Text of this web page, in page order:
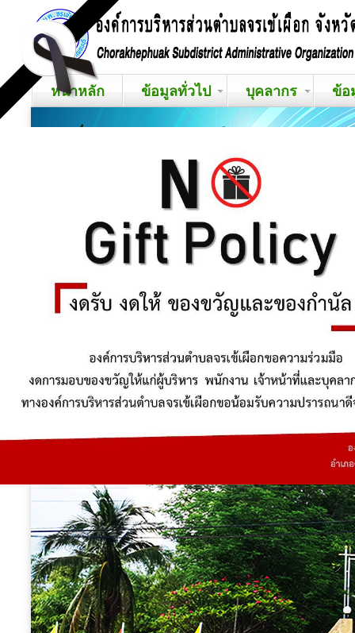
หน้าหลัก ข้อมูลทั่วไป บุคลากร ข้อ